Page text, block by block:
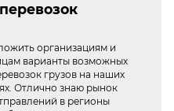
организациям и
варианты возможных
грузов на наших
Отлично знаю рынок
в регионы